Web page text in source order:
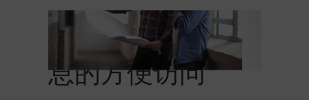
HIT提供对产品信
息的方便访问